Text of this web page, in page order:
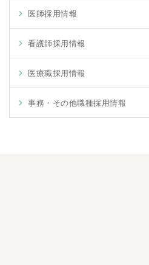
医師採用情報
看護師採用情報
医療職採用情報
事務・その他職種採用情報